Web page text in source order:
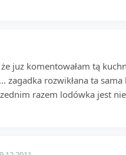
juz komentowałam tą
zagadka rozwikłana ta
razem lodówka jest